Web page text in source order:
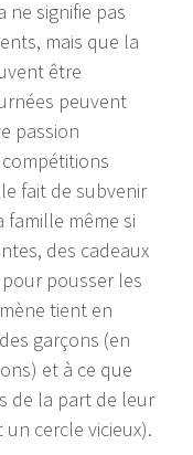
ne signifie pas
mais que la
être
peuvent
passion
fait de subvenir
famille même si
des cadeaux
pousser les
tient en
des garçons (en
et à ce que
de la part de leur
cercle vicieux).